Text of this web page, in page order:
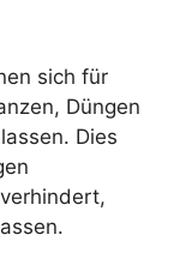
sich für
Düngen
Dies